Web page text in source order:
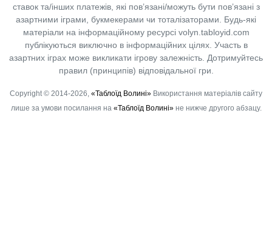
ставок та/інших платежів, які пов’язані/можуть бути пов’язані з
азартними іграми, букмекерами чи тоталізаторами. Будь-які
матеріали на інформаційному ресурсі volyn.tabloyid.com
публікуються виключно в інформаційних цілях. Участь в
азартних іграх може викликати ігрову залежність. Дотримуйтесь
правил (принципів) відповідальної гри.
Copyright © 2014-2026, «Таблоїд Волині» Використання матеріалів сайту
лише за умови посилання на «Таблоїд Волині»не нижче другого абзацу.